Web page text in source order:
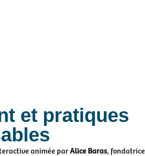
et pratiques
animée parAlice Baras, fondatrice